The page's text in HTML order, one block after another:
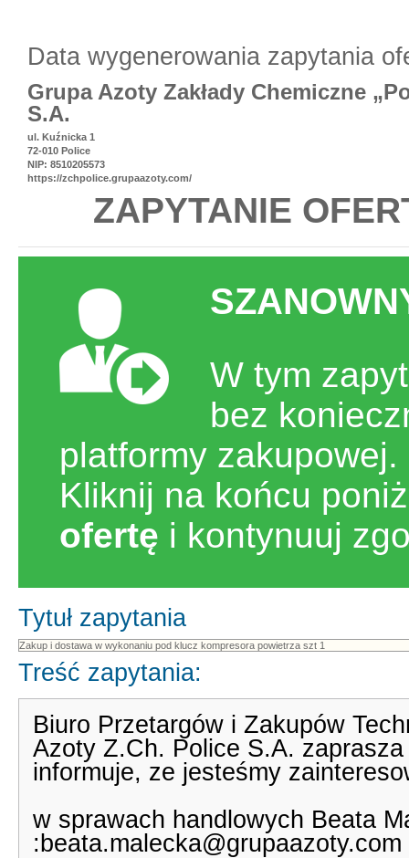
Data wygenerowania zapytania
Grupa Azoty Zakłady Chemiczne
S.A.
ul. Kuźnicka 1
72-010 Police
NIP: 8510205573
https://zchpolice.grupaazoty.com/
ZAPYTANIE
W tym
bez
platformy zakupowej.
Kliknij na końcu
ofertę i kontynuuj
Tytuł zapytania
Treść zapytania:
Biuro Przetargów i Zakupów
Azoty Z.Ch. Police S.A.
informuje, ze jesteśmy
w sprawach handlowych Beata
:beata.malecka@grupaazoty.com